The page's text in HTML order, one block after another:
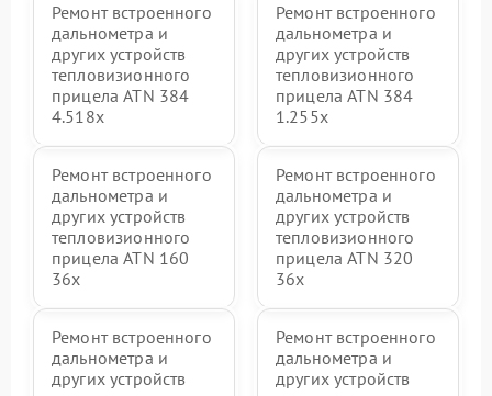
Ремонт встроенного
дальнометра и
других устройств
тепловизионного
прицела ATN 384
4.518x
Ремонт встроенного
дальнометра и
других устройств
тепловизионного
прицела ATN 384
1.255х
Ремонт встроенного
дальнометра и
других устройств
тепловизионного
прицела ATN 160
36x
Ремонт встроенного
дальнометра и
других устройств
тепловизионного
прицела ATN 320
36x
Ремонт встроенного
дальнометра и
других устройств
Ремонт встроенного
дальнометра и
других устройств